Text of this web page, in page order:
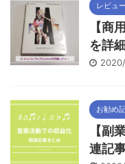
レビュー
【商
を詳
お勧め
【副
連記